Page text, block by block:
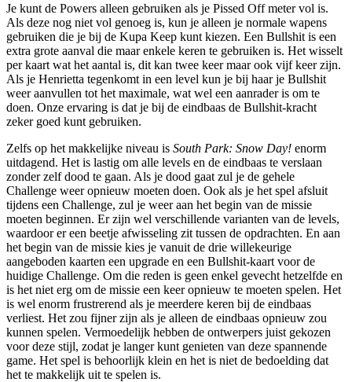
Je kunt de Powers alleen gebruiken als je Pissed Off meter vol is.
Als deze nog niet vol genoeg is, kun je alleen je normale wapens
gebruiken die je bij de Kupa Keep kunt kiezen. Een Bullshit is een
extra grote aanval die maar enkele keren te gebruiken is. Het wisselt
per kaart wat het aantal is, dit kan twee keer maar ook vijf keer zijn.
Als je Henrietta tegenkomt in een level kun je bij haar je Bullshit
weer aanvullen tot het maximale, wat wel een aanrader is om te
doen. Onze ervaring is dat je bij de eindbaas de Bullshit-kracht
zeker goed kunt gebruiken.
Zelfs op het makkelijke niveau is South Park: Snow Day! enorm
uitdagend. Het is lastig om alle levels en de eindbaas te verslaan
zonder zelf dood te gaan. Als je dood gaat zul je de gehele
Challenge weer opnieuw moeten doen. Ook als je het spel afsluit
tijdens een Challenge, zul je weer aan het begin van de missie
moeten beginnen. Er zijn wel verschillende varianten van de levels,
waardoor er een beetje afwisseling zit tussen de opdrachten. En aan
het begin van de missie kies je vanuit de drie willekeurige
aangeboden kaarten een upgrade en een Bullshit-kaart voor de
huidige Challenge. Om die reden is geen enkel gevecht hetzelfde en
is het niet erg om de missie een keer opnieuw te moeten spelen. Het
is wel enorm frustrerend als je meerdere keren bij de eindbaas
verliest. Het zou fijner zijn als je alleen de eindbaas opnieuw zou
kunnen spelen. Vermoedelijk hebben de ontwerpers juist gekozen
voor deze stijl, zodat je langer kunt genieten van deze spannende
game. Het spel is behoorlijk klein en het is niet de bedoelding dat
het te makkelijk uit te spelen is.